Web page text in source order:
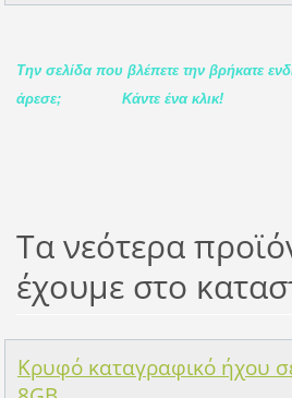
Την σελίδα που βλέπετε την βρήκατε
άρεσε; Κάντε ένα κλικ!
Τα νεότερα
έχουμε στο
Κρυφό καταγραφικό ήχου